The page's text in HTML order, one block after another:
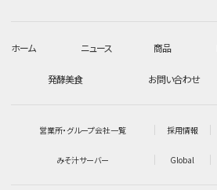
ホーム ニュース 商品
発酵美食 お問い合わせ
営業所・グループ会社一覧 採用情報
みそ汁サーバー Global